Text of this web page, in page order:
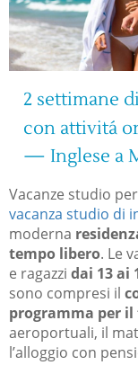
2 settimane
con attivitá
— Inglese a
Vacanze studio
vacanza studio di
moderna
tempo libero. Le
e ragazzi dai 13 ai
sono compresi il
programma per
aeroportuali, il
l’alloggio con